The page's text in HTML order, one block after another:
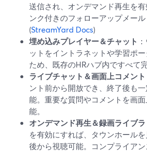
送信され、オンデマンド再生を
ンク付きのフォローアップメール
(StreamYard Docs)
埋め込みプレイヤー＆チャット
ットをイントラネットや学習ポ
ため、既存のHRハブ内ですべて完
ライブチャット＆画面上コメント
ント前から開放でき、終了後も
能。重要な質問やコメントを画
能。
オンデマンド再生＆録画ライブラ
を有効にすれば、タウンホール
後から視聴可能。コンプライア